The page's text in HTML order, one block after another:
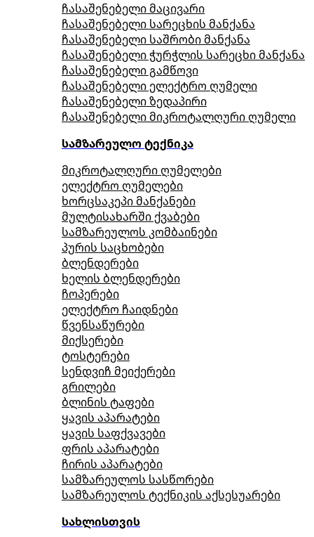
ჩასაშენებელი მაცივარი
ჩასაშენებელი სარეცხის მანქანა
ჩასაშენებელი საშრობი მანქანა
ჩასაშენებელი ჭურჭლის სარეცხი მანქანა
ჩასაშენებელი გამწოვი
ჩასაშენებელი ელექტრო ღუმელი
ჩასაშენებელი ზედაპირი
ჩასაშენებელი მიკროტალღური ღუმელი
სამზარეულო ტექნიკა
მიკროტალღური ღუმელები
ელექტრო ღუმელები
ხორცსაკეპი მანქანები
მულტისახარში ქვაბები
სამზარეულოს კომბაინები
პურის საცხობები
ბლენდერები
ხელის ბლენდერები
ჩოპერები
ელექტრო ჩაიდნები
წვენსაწურები
მიქსერები
ტოსტერები
სენდვიჩ მეიქერები
გრილები
ბლინის ტაფები
ყავის აპარატები
ყავის საფქვავები
ფრის აპარატები
ჩირის აპარატები
სამზარეულოს სასწორები
სამზარეულოს ტექნიკის აქსესუარები
სახლისთვის